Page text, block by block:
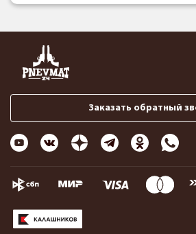
Заказать обратный